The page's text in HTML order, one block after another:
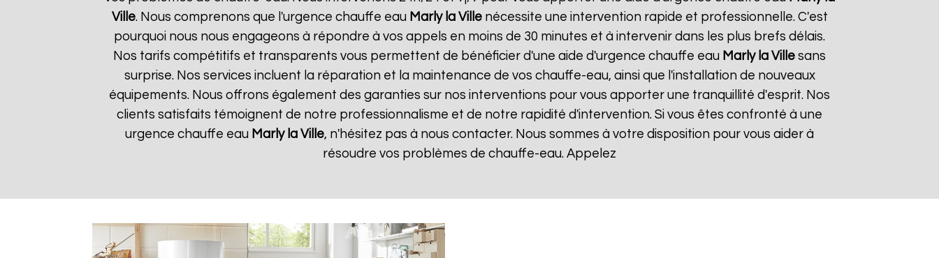
Ville. Nous comprenons que l'urgence chauffe eau Marly la Villenécessite une intervention rapide et professionnelle. C'est
pourquoi nous nous engageons à répondre à vos appels en moins de 30 minutes et à intervenir dans les plus brefs délais.
Nos tarifs compétitifs et transparents vous permettent de bénéficier d'une aide d'urgence chauffe eau Marly la Ville sans
surprise. Nos services incluent la réparation et la maintenance de vos chauffe-eau, ainsi que l'installation de nouveaux
équipements. Nous offrons également des garanties sur nos interventions pour vous apporter une tranquillité d'esprit. Nos
clients satisfaits témoignent de notre professionnalisme et de notre rapidité d'intervention. Si vous êtes confronté à une
urgence chauffe eau Marly la Ville, n'hésitez pas à nous contacter. Nous sommes à votre disposition pour vous aider à
résoudre vos problèmes de chauffe-eau. Appelez